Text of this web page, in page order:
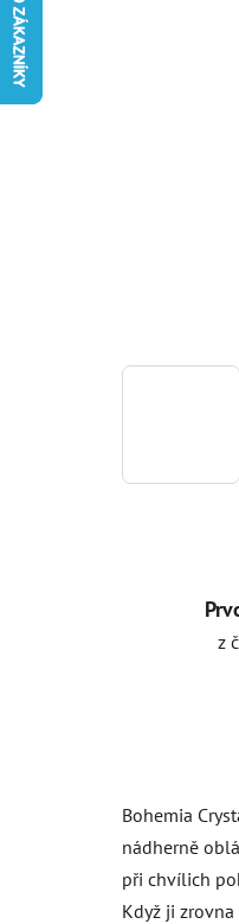
z
Bohemia
nádherně
při chvílich
Když ji